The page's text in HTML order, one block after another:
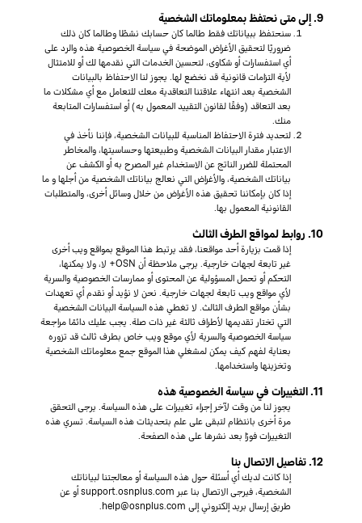
9. إلى متى نحتفظ بمعلوماتك الشخصية
سنحتفظ ببياناتك فقط طالما كان حسابك نشطًا وطالما كان ذلك
ضروريًا لتحقيق الأغراض الموضحة في سياسة الخصوصية هذه والرد على
أي استفسارات أو شكاوى، لتحسين الخدمات التي نقدمها لك أو للامتثال
لأية التزامات قانونية قد نخضع لها. يجوز لنا الاحتفاظ بالبيانات
الشخصية بعد انتهاء علاقتنا التعاقدية معك للتعامل مع أي مشكلات ما
بعد التعاقد (وفقًا لقانون التقييد المعمول به) أو استفسارات المتابعة
منك.
لتحديد فترة الاحتفاظ المناسبة للبيانات الشخصية، فإننا نأخذ في
الاعتبار مقدار البيانات الشخصية وطبيعتها وحساسيتها، والمخاطر
المحتملة للضرر الناتج عن الاستخدام غير المصرح به أو الكشف عن
بياناتك الشخصية، والأغراض التي نعالج بياناتك الشخصية من أجلها و ما
إذا كان بإمكاننا تحقيق هذه الأغراض من خلال وسائل أخرى، والمتطلبات
القانونية المعمول بها.
10. روابط لمواقع الطرف الثالث
إذا قمت بزيارة أحد مواقعنا، فقد يرتبط هذا الموقع بمواقع ويب أخرى
غير تابعة لجهات خارجية. يرجى ملاحظة أن OSN+ لا، ولا يمكنها،
التحكم أو تحمل المسؤولية عن المحتوى أو ممارسات الخصوصية والسرية
لأي مواقع ويب تابعة لجهات خارجية. نحن لا نؤيد أو نقدم أي تعهدات
بشأن مواقع الطرف الثالث. لا تغطي هذه السياسة البيانات الشخصية
التي تختار تقديمها لأطراف ثالثة غير ذات صلة. يجب عليك دائمًا مراجعة
سياسة الخصوصية والسرية لأي موقع ويب خاص بطرف ثالث قد تزوره
بعناية لفهم كيف يمكن لمشغلي هذا الموقع جمع معلوماتك الشخصية
وتخزينها واستخدامها.
11. التغييرات في سياسة الخصوصية هذه
يجوز لنا من وقت لآخر إجراء تغييرات على هذه السياسة. يرجى التحقق
مرة أخرى بانتظام لتبقى على علم بتحديثات هذه السياسة. تسري هذه
التغييرات فورًا بعد نشرها على هذه الصفحة.
12. تفاصيل الاتصال بنا
إذا كانت لديك أي أسئلة حول هذه السياسة أو معالجتنا لبياناتك
الشخصية، فيرجى الاتصال بنا عبر support.osnplus.com أو عن
طريق إرسال بريد إلكتروني إلى help@osnplus.com.